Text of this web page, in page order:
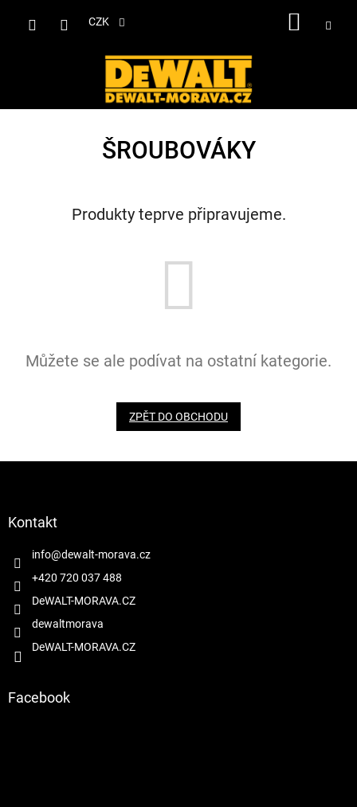
CZK
ŠROUBOVÁKY
Produkty teprve připravujeme.
Můžete se ale podívat na ostatní kategorie.
ZPĚT DO OBCHODU
Kontakt
info@dewalt-morava.cz
+420 720 037 488
DeWALT-MORAVA.CZ
dewaltmorava
DeWALT-MORAVA.CZ
Facebook